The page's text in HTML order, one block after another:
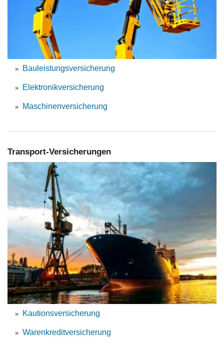
Bauleistungsversicherung
Elektronikversicherung
Maschinenversicherung
Transport-Versicherungen
Kautionsversicherung
Warenkreditversicherung